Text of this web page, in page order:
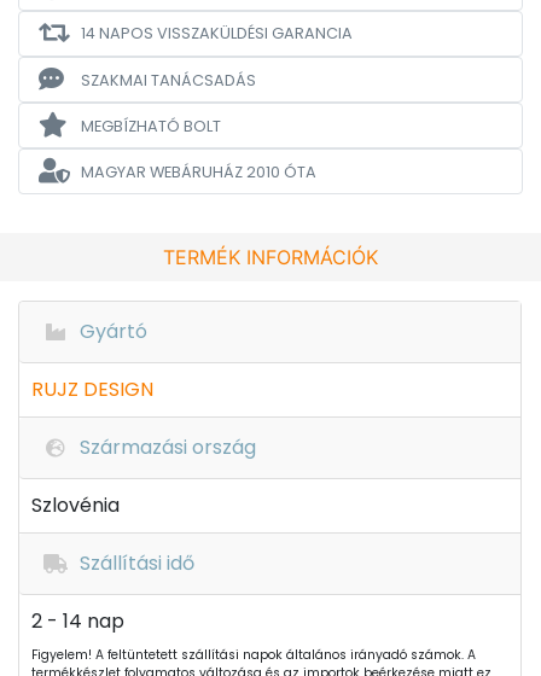
14 NAPOS VISSZAKÜLDÉSI GARANCIA
SZAKMAI TANÁCSADÁS
MEGBÍZHATÓ BOLT
MAGYAR WEBÁRUHÁZ2010 ÓTA
TERMÉK INFORMÁCIÓK
Gyártó
RUJZ DESIGN
Származási ország
Szlovénia
Szállítási idő
2 - 14 nap
Figyelem! A feltüntetett szállítási napok általános irányadó számok. A